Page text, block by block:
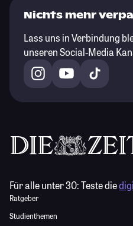
Nichts mehr
Lass uns in Verbindung
unseren Social-Media
Für alle unter 30:Teste die
Ratgeber
Studienthemen